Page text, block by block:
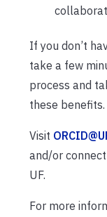
If you don’t
take a few
process and
these benefits.
Visit
and/or
UF.
For more